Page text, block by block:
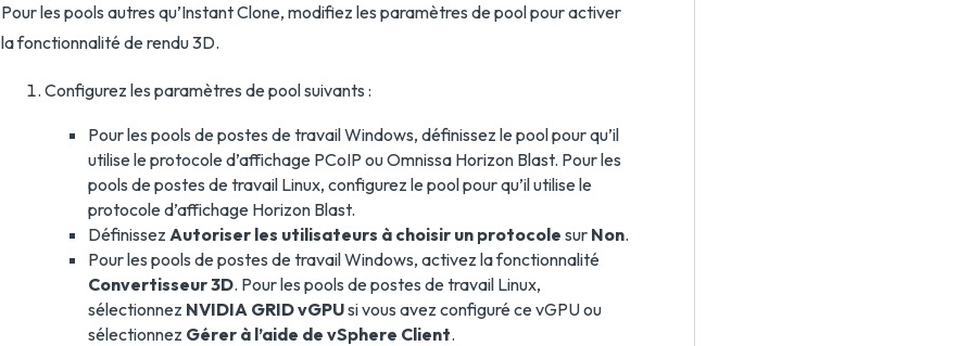
Pour les pools autres qu’Instant Clone, modifiez les paramètres de pool pour activer
la fonctionnalité de rendu 3D.
Configurez les paramètres de pool suivants :
Pour les pools de postes de travail Windows, définissez le pool pour qu’il
utilise le protocole d’affichage PCoIP ou Omnissa Horizon Blast. Pour les
pools de postes de travail Linux, configurez le pool pour qu’il utilise le
protocole d’affichage Horizon Blast.
Définissez Autoriser les utilisateurs à choisir un protocole sur Non.
Pour les pools de postes de travail Windows, activez la fonctionnalité
Convertisseur 3D. Pour les pools de postes de travail Linux,
sélectionnez NVIDIA GRID vGPUsi vous avez configuré ce vGPU ou
sélectionnez Gérer à l’aide de vSphere Client.